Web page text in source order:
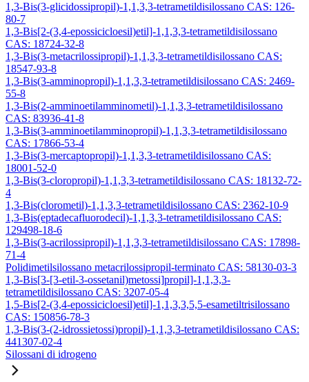
1,3-Bis(3-glicidossipropil)-1,1,3,3-tetrametildisilossano CAS: 126-
80-7
1,3-Bis[2-(3,4-epossicicloesil)etil]-1,1,3,3-tetrametildisilossano
CAS: 18724-32-8
1,3-Bis(3-metacrilossipropil)-1,1,3,3-tetrametildisilossano CAS:
18547-93-8
1,3-Bis(3-amminopropil)-1,1,3,3-tetrametildisilossano CAS: 2469-
55-8
1,3-Bis(2-amminoetilamminometil)-1,1,3,3-tetrametildisilossano
CAS: 83936-41-8
1,3-Bis(3-amminoetilamminopropil)-1,1,3,3-tetrametildisilossano
CAS: 17866-53-4
1,3-Bis(3-mercaptopropil)-1,1,3,3-tetrametildisilossano CAS:
18001-52-0
1,3-Bis(3-cloropropil)-1,1,3,3-tetrametildisilossano CAS: 18132-72-
4
1,3-Bis(clorometil)-1,1,3,3-tetrametildisilossano CAS: 2362-10-9
1,3-Bis(eptadecafluorodecil)-1,1,3,3-tetrametildisilossano CAS:
129498-18-6
1,3-Bis(3-acrilossipropil)-1,1,3,3-tetrametildisilossano CAS: 17898-
71-4
Polidimetilsilossano metacrilossipropil-terminato CAS: 58130-03-3
1,3-Bis[3-[3-etil-3-ossetanil)metossi]propil]-1,1,3,3-
tetrametildisilossano CAS: 3207-05-4
1,5-Bis[2-(3,4-epossicicloesil)etil]-1,1,3,3,5,5-esametiltrisilossano
CAS: 150856-78-3
1,3-Bis(3-(2-idrossietossi)propil)-1,1,3,3-tetrametildisilossano CAS:
441307-02-4
Silossani di idrogeno